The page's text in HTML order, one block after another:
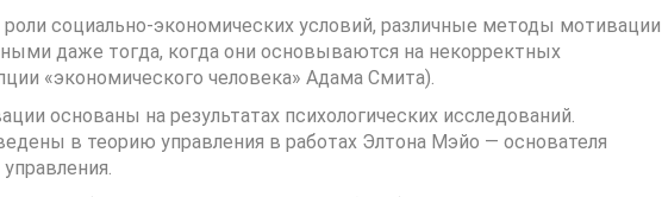
социально-экономических условий, различные методы мотивации
даже тогда, когда они основываются на некорректных
«экономического человека» Адама Смита).
основаны на результатах психологических исследований.
в теорию управления в работах Элтона Мэйо — основателя